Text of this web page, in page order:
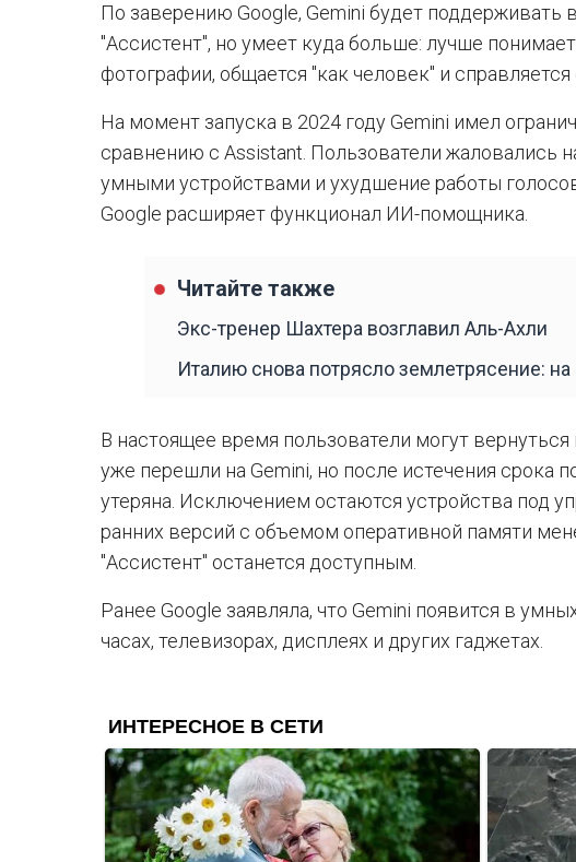
По заверению Google, Gemini будет поддерживать
"Ассистент", но умеет куда больше: лучше
фотографии, общается "как человек" и
На момент запуска в 2024 году Gemini имел
сравнению с Assistant. Пользователи жаловались
умными устройствами и ухудшение работы
Google расширяет функционал ИИ-помощника.
Читайте также
Экс-тренер Шахтера возглавил Аль-Ахли
Италию снова потрясло землетрясение: на
В настоящее время пользователи могут вернуться
уже перешли на Gemini, но после истечения срока
утеряна. Исключением остаются устройства под
ранних версий с объемом оперативной памяти
"Ассистент" останется доступным.
Ранее Google заявляла, что Gemini появится в
часах, телевизорах, дисплеях и других гаджетах.